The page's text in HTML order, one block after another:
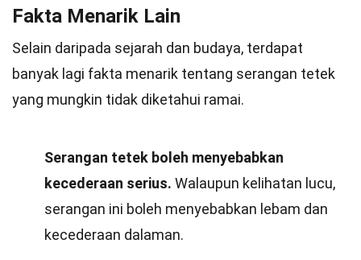
Fakta Menarik Lain
Selain daripada sejarah dan budaya, terdapat
banyak lagi fakta menarik tentang serangan tetek
yang mungkin tidak diketahui ramai.
Serangan tetek boleh menyebabkan
kecederaan serius. Walaupun kelihatan lucu,
serangan ini boleh menyebabkan lebam dan
kecederaan dalaman.